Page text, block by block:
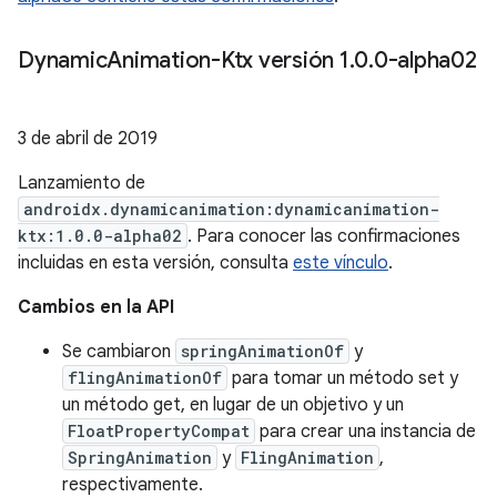
DynamicAnimation-Ktx versión 1.0.0-alpha02
3 de abril de 2019
Lanzamiento de
androidx.dynamicanimation:dynamicanimation-
ktx:1.0.0-alpha02 . Para conocer las confirmaciones
incluidas en esta versión, consulta este vínculo.
Cambios en la API
Se cambiaron springAnimationOf y
flingAnimationOf para tomar un método set y
un método get, en lugar de un objetivo y un
FloatPropertyCompat para crear una instancia de
SpringAnimation y FlingAnimation ,
respectivamente.